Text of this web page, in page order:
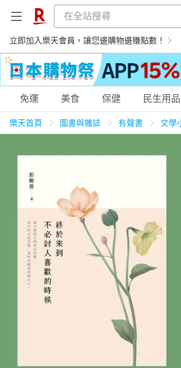
立即加入樂天會員，讓您邊購物邊賺點數！
購物網分類
天天免運 美食蛋糕 養生保健
3C家電
女裝 男裝 化妝保養
日本購物 電子/紙本書
免運 美食 保健 民生用品
樂天首頁 圖書與雜誌 有聲書 文學